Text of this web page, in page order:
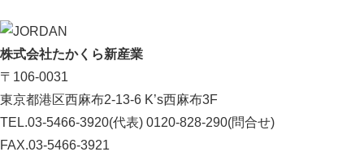
株式会社たかくら新産業
〒106-0031
東京都港区西麻布2-13-6 K’s西麻布3F
TEL.03-5466-3920(代表) 0120-828-290(問合せ)
FAX.03-5466-3921